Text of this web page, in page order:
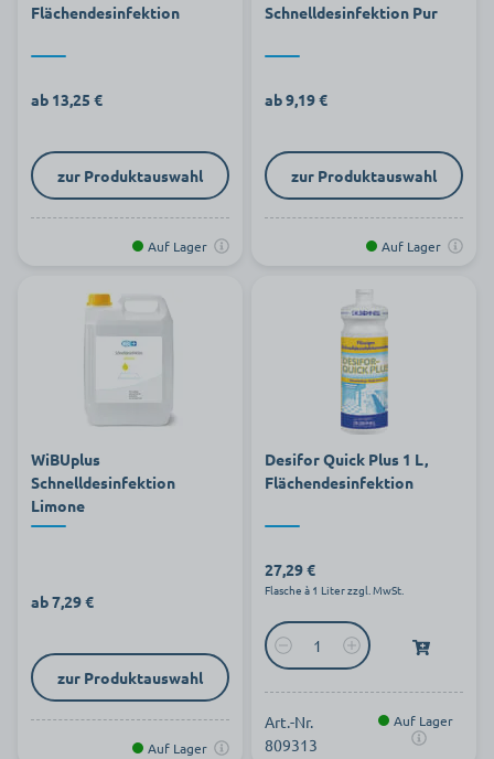
Flächendesinfektion
ab 13,25 €
zur Produktauswahl
Auf Lager
Schnelldesinfektion Pur
ab 9,19 €
zur Produktauswahl
Auf Lager
WiBUplus
Schnelldesinfektion
Limone
ab 7,29 €
zur Produktauswahl
Auf Lager
Desifor Quick Plus 1 L,
Flächendesinfektion
27,29 €
Flasche à 1 Liter zzgl. MwSt.
Art.-Nr.
809313
Auf Lager